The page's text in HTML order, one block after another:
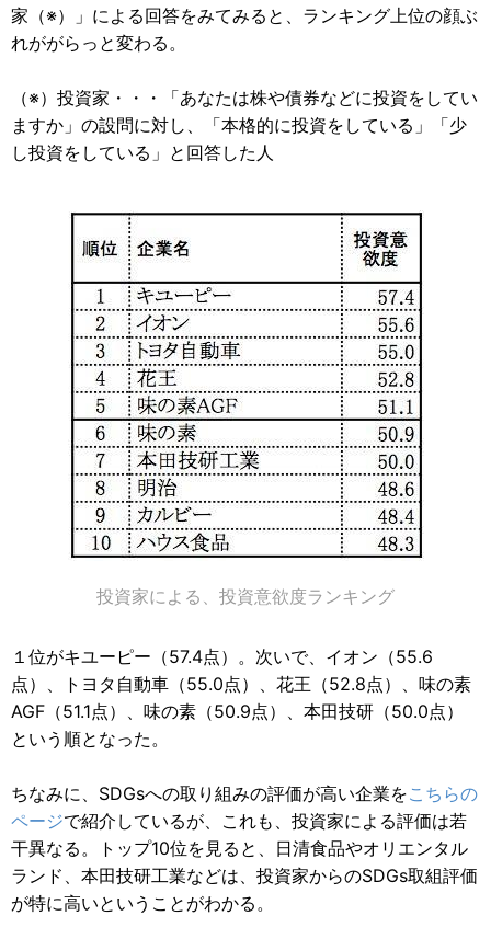
家（※）」による回答をみてみると、ランキング上位の顔ぶ
れががらっと変わる。
（※）投資家・・・「あなたは株や債券などに投資をしてい
ますか」の設問に対し、「本格的に投資をしている」「少
し投資をしている」と回答した人
投資家による、投資意欲度ランキング
１位がキユーピー（57.4点）。次いで、イオン（55.6
点）、トヨタ自動車（55.0点）、花王（52.8点）、味の素
AGF（51.1点）、味の素（50.9点）、本田技研（50.0点）
という順となった。
ちなみに、SDGsへの取り組みの評価が高い企業をこちらの
ページで紹介しているが、これも、投資家による評価は若
干異なる。トップ10位を見ると、日清食品やオリエンタル
ランド、本田技研工業などは、投資家からのSDGs取組評価
が特に高いということがわかる。